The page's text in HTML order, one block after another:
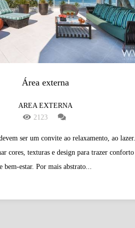
Área externa
AREA EXTERNA
2123
ser um convite ao relaxamento, ao
cores, texturas e design para trazer conforto
e bem-estar. Por mais abstrato...